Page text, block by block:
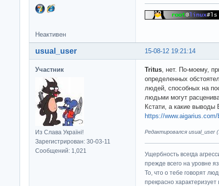
Неактивен
15-08-12 19:21:14
usual_user
Участник
Из Слава Україні!
Зарегистрирован: 30-03-11
Сообщений: 1,021
Tritus , нет. По-моему,
определенных
людей, способных на
людьми могут
Кстати, а какие выводы
https://
Редактировался usual_user
Ущербность всегда
прежде всего на уровне
То, что о тебе говорят
прекрасно характеризует